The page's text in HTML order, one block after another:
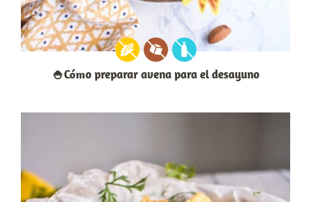
🍚Cómo preparar avena para el desayuno